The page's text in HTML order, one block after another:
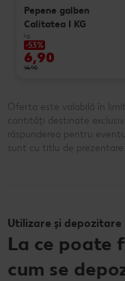
Pepene galben
Calitatea I KG
kg
-53%
6,90
14,90
Oferta este valabilă în
cantități destinate
răspunderea pentru
sunt cu titlu de prezentare.
Utilizare și depozitare
La ce poate
cum se